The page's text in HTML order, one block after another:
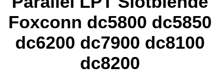
Foxconn dc5800 dc5850
dc6200 dc7900 dc8100
dc8200